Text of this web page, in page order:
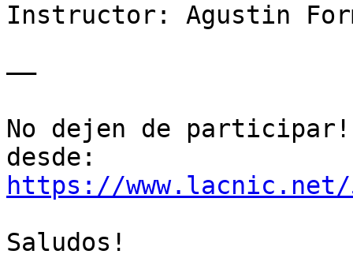
Instructor: Agustin
——
No dejen de
https://
Saludos!